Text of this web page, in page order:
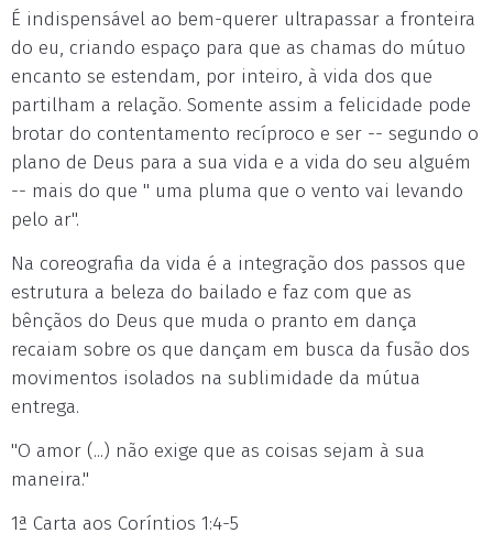
É indispensável ao bem-querer ultrapassar a fronteira
do eu, criando espaço para que as chamas do mútuo
encanto se estendam, por inteiro, à vida dos que
partilham a relação. Somente assim a felicidade pode
brotar do contentamento recíproco e ser -- segundo o
plano de Deus para a sua vida e a vida do seu alguém
-- mais do que " uma pluma que o vento vai levando
pelo ar".
Na coreografia da vida é a integração dos passos que
estrutura a beleza do bailado e faz com que as
bênçãos do Deus que muda o pranto em dança
recaiam sobre os que dançam em busca da fusão dos
movimentos isolados na sublimidade da mútua
entrega.
"O amor (...) não exige que as coisas sejam à sua
maneira."
1ª Carta aos Coríntios 1:4-5